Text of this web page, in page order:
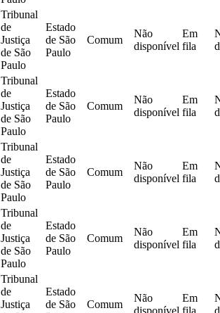
Tribunal
de
Justiça
de São
Paulo
Estado
de São
Paulo
Comum
Não
disponível
Em
fila
Tribunal
de
Justiça
de São
Paulo
Estado
de São
Paulo
Comum
Não
disponível
Em
fila
Tribunal
de
Justiça
de São
Paulo
Estado
de São
Paulo
Comum
Não
disponível
Em
fila
Tribunal
de
Justiça
de São
Paulo
Estado
de São
Paulo
Comum
Não
disponível
Em
fila
Tribunal
de
Justiça
Estado
de São
Comum
Não
disponível
Em
fila